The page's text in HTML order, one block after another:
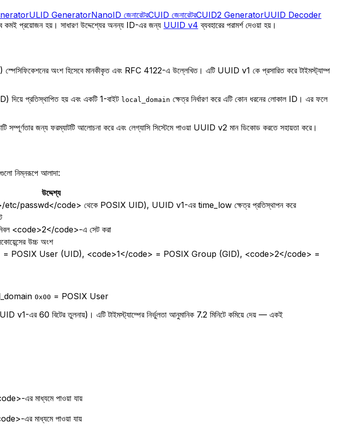
ULID GeneratorNanoID জেনারেটরCUID জেনারেটরCUID2 GeneratorUUID Decoder
প্রয়োজন হয়। সাধারণ উদ্দেশ্যের অনন্য ID-এর জন্য UUID v4 ব্যবহারের পরামর্শ দেওয়া হয়।
অংশ হিসেবে মানকীকৃত এবং RFC 4122-এ উল্লেখিত। এটি UUID v1 কে প্রসারিত করে টাইমস্ট্যাম্প
প্রতিস্থাপিত হয় এবং একটি 1-বাইট local_domain ক্ষেত্র নির্ধারণ করে এটি কোন ধরনের লোকাল ID। এর ফলে
সম্পূর্ণতার জন্য ফরম্যাটটি আলোচনা করে এবং লেগ্যাসি সিস্টেমে পাওয়া UUID v2 মান ডিকোড করতে সহায়তা করে।
নিম্নরূপে আলাদা:
উদ্দেশ্য
etc/passwd</code> থেকে POSIX UID), UUID v1-এর time_low ক্ষেত্র প্রতিস্থাপন করে
<code>2</code>-এ সেট করা
উচ্চ অংশ
= POSIX User (UID), <code>1</code> = POSIX Group (GID), <code>2</code> =
0x00 = POSIX User
এর 60 বিটের তুলনায়)। এটি টাইমস্ট্যাম্পের নির্ভুলতা আনুমানিক 7.2 মিনিটে কমিয়ে দেয় — একই
এর মাধ্যমে পাওয়া যায়
এর মাধ্যমে পাওয়া যায়